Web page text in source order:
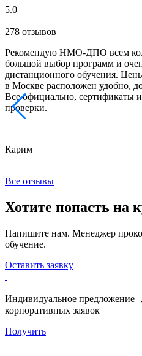
5.0
278 отзывов
Рекомендую НМО-ДПО всем
большой выбор программ и
дистанционного обучения.
в Москве расположен удобно,
Все официально, сертификаты
проверки.
Карим
Все отзывы
Хотите попасть на
Напишите нам. Менеджер
обучение.
Оставить заявку
Индивидуальное предложение
корпоративных заявок
Получить